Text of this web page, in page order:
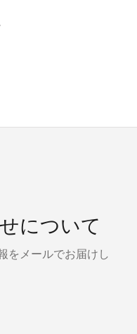
について
をメールでお届けし